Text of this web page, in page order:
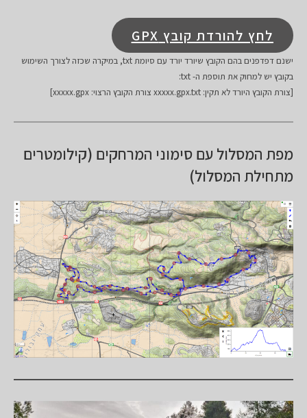
לחץ להורדת קובץ GPX
ישנם דפדפנים בהם הקובץ שיורד יורד עם סיומת txt, במיקרה שכזה לצורך השימוש
בקובץ יש למחוק את תוספת ה- txt:
[צורת הקובץ היורד לא תקין: xxxxx.gpx.txt צורת הקובץ הרצוי: xxxxx.gpx]
מפת המסלול עם סימוני המרחקים (קילומטרים
מתחילת המסלול)